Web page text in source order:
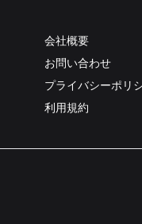
会社概要
お問い合わせ
プライバシーポリ
利用規約